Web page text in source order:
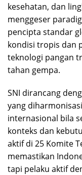
kesehatan, dan
menggeser
pencipta standar
kondisi tropis dan
teknologi pangan
tahan gempa.
SNI dirancang
yang
internasional bila
konteks dan
aktif di 25 Komite
memastikan
tapi pelaku aktif